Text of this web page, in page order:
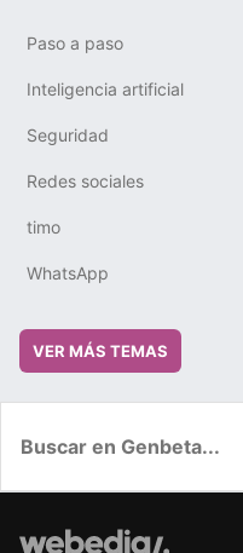
Paso a paso
Inteligencia artificial
Seguridad
Redes sociales
timo
WhatsApp
VER MÁS TEMAS